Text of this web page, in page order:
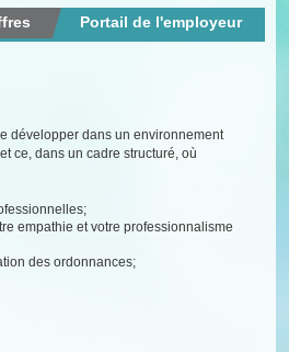
Portail de l'employeur
développer dans un environnement
ce, dans un cadre structuré, où
empathie et votre professionnalisme
des ordonnances;